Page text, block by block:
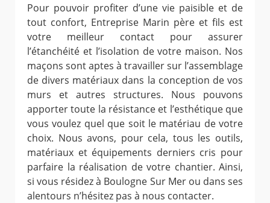
Pour pouvoir profiter d’une vie paisible et de
tout confort, Entreprise Marin père et fils est
votre meilleur contact pour assurer
l’étanchéité et l’isolation de votre maison. Nos
maçons sont aptes à travailler sur l’assemblage
de divers matériaux dans la conception de vos
murs et autres structures. Nous pouvons
apporter toute la résistance et l’esthétique que
vous voulez quel que soit le matériau de votre
choix. Nous avons, pour cela, tous les outils,
matériaux et équipements derniers cris pour
parfaire la réalisation de votre chantier. Ainsi,
si vous résidez à Boulogne Sur Mer ou dans ses
alentours n’hésitez pas à nous contacter.